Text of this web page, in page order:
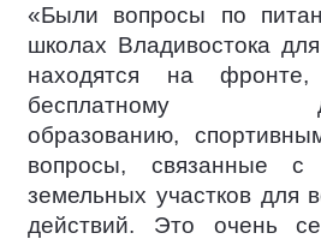
«Были вопросы по
школах Владивостока
находятся на
бесплатному
образованию,
вопросы, связанные с
земельных участков для
действий. Это очень